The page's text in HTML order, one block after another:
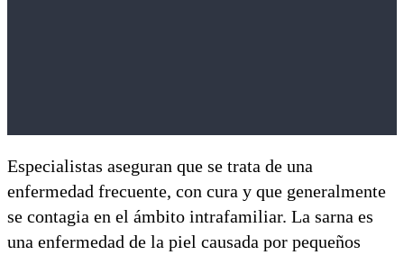
Especialistas aseguran que se trata de una
enfermedad frecuente, con cura y que generalmente
se contagia en el ámbito intrafamiliar. La sarna es
una enfermedad de la piel causada por pequeños